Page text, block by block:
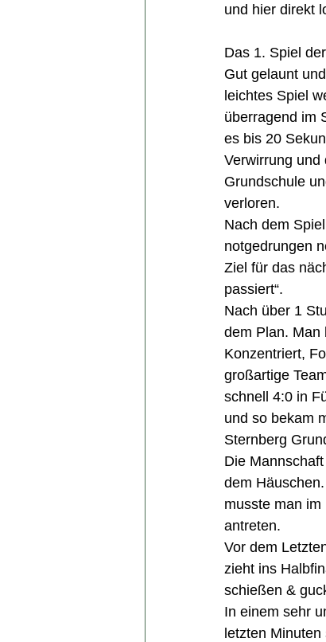
und hier direkt
Das 1. Spiel
Gut gelaunt
leichtes Spiel
überragend im
es bis 20
Verwirrung und
Grundschule
verloren.
Nach dem
notgedrungen
Ziel für das
passiert“.
Nach über 1
dem Plan. Man
Konzentriert,
großartige
schnell 4:0 in
und so bekam
Sternberg
Die
dem
musste man
antreten.
Vor dem
zieht ins
schießen &
In einem sehr
letzten